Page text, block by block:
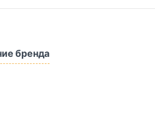
бренда